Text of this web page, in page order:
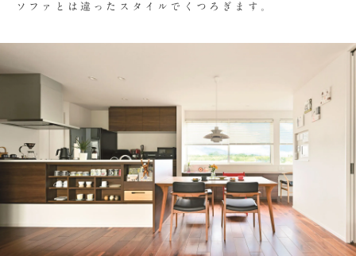
ソファとは違ったスタイルでくつろぎます。